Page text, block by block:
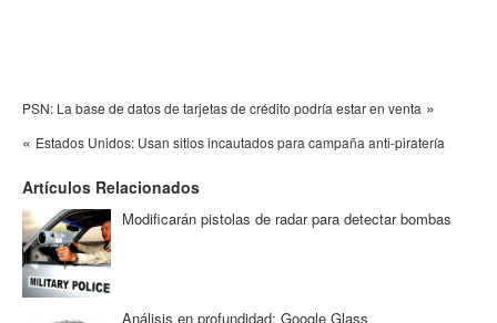
PSN: La base de datos de tarjetas de crédito podría estar en venta »
« Estados Unidos: Usan sitios incautados para campaña anti-piratería
Artículos Relacionados
Modificarán pistolas de radar para detectar bombas
Análisis en profundidad: Google Glass